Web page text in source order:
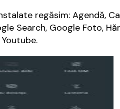
regăsim: Agendă,
Search, Google Foto,